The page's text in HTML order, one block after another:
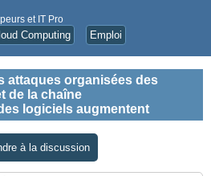
et IT Pro
Computing Emploi
attaques organisées des
de la chaîne
logiciels augmentent
à la discussion